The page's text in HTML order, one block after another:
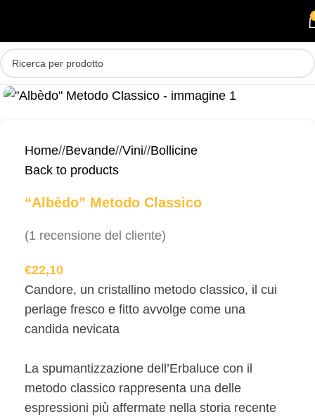
Home/ Bevande/ Vini/ Bollicine
Back to products
“Albèdo” Metodo Classico
(1 recensione del cliente)
€22,10
Candore, un cristallino metodo classico, il cui
perlage fresco e fitto avvolge come una
candida nevicata
La spumantizzazione dell’Erbaluce con il
metodo classico rappresenta una delle
espressioni più affermate nella storia recente